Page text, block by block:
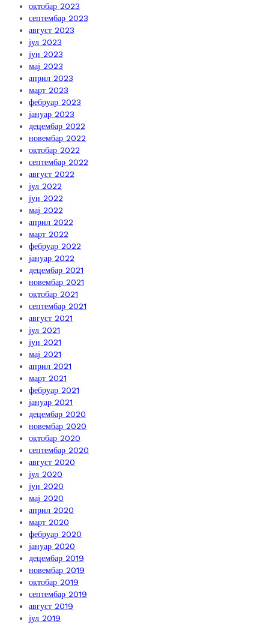
октобар 2023
септембар 2023
август 2023
јул 2023
јун 2023
мај 2023
април 2023
март 2023
фебруар 2023
јануар 2023
децембар 2022
новембар 2022
октобар 2022
септембар 2022
август 2022
јул 2022
јун 2022
мај 2022
април 2022
март 2022
фебруар 2022
јануар 2022
децембар 2021
новембар 2021
октобар 2021
септембар 2021
август 2021
јул 2021
јун 2021
мај 2021
април 2021
март 2021
фебруар 2021
јануар 2021
децембар 2020
новембар 2020
октобар 2020
септембар 2020
август 2020
јул 2020
јун 2020
мај 2020
април 2020
март 2020
фебруар 2020
јануар 2020
децембар 2019
новембар 2019
октобар 2019
септембар 2019
август 2019
јул 2019